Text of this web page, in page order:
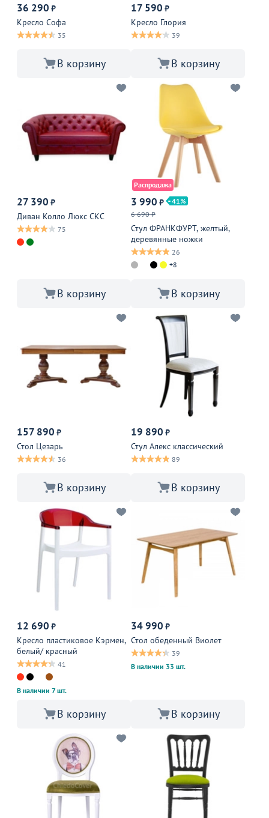
36 290 ₽
Кресло Софа
35
В корзину
17 590 ₽
Кресло Глория
39
В корзину
27 390 ₽
Диван Колло Люкс СКС
75
В корзину
Распродажа
3 990 ₽
41
6 690 ₽
Стул ФРАНКФУРТ, желтый,
деревянные ножки
26
+8
В корзину
157 890 ₽
Стол Цезарь
36
В корзину
19 890 ₽
Стул Алекс классический
89
В корзину
12 690 ₽
Кресло пластиковое Кэрмен,
белый/ красный
41
В наличии 7 шт.
В корзину
34 990 ₽
Стол обеденный Виолет
39
В наличии 33 шт.
В корзину